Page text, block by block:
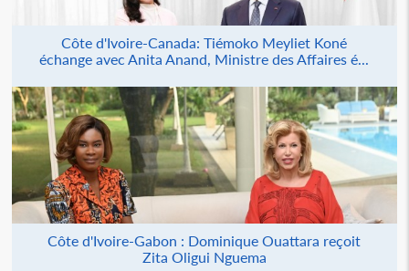
Côte d'Ivoire-Canada: Tiémoko Meyliet Koné
échange avec Anita Anand, Ministre des Affaires é...
Côte d'Ivoire-Gabon : Dominique Ouattara reçoit
Zita Oligui Nguema